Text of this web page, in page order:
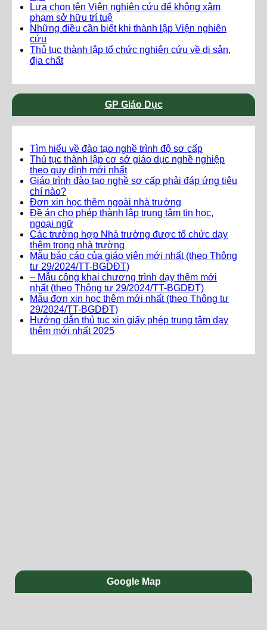
Lựa chọn tên Viện nghiên cứu để không xâm
phạm sở hữu trí tuệ
Những điều cần biết khi thành lập Viện nghiên
cứu
Thủ tục thành lập tổ chức nghiên cứu về di sản,
địa chất
GP Giáo Dục
Tìm hiểu về đào tạo nghề trình độ sơ cấp
Thủ tục thành lập cơ sở giáo dục nghề nghiệp
theo quy định mới nhất
Giáo trình đào tạo nghề sơ cấp phải đáp ứng tiêu
chí nào?
Đơn xin học thêm ngoài nhà trường
Đề án cho phép thành lập trung tâm tin học,
ngoại ngữ
Các trường hợp Nhà trường được tổ chức dạy
thêm trong nhà trường
Mẫu báo cáo của giáo viên mới nhất (theo Thông
tư 29/2024/TT-BGDĐT)
– Mẫu công khai chương trình dạy thêm mới
nhất (theo Thông tư 29/2024/TT-BGDĐT)
Mẫu đơn xin học thêm mới nhất (theo Thông tư
29/2024/TT-BGDĐT)
Hướng dẫn thủ tục xin giấy phép trung tâm dạy
thêm mới nhất 2025
Google Map